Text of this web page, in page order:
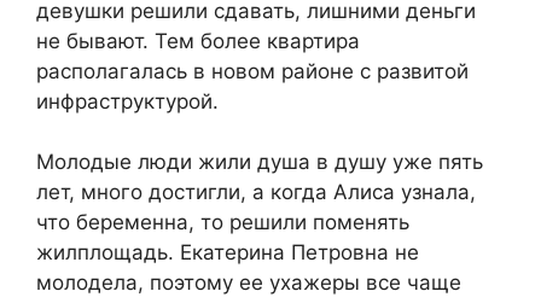
девушки решили сдавать, лишними деньги
не бывают. Тем более квартира
располагалась в новом районе с развитой
инфраструктурой.
Молодые люди жили душа в душу уже пять
лет, много достигли, а когда Алиса узнала,
что беременна, то решили поменять
жилплощадь. Екатерина Петровна не
молодела, поэтому ее ухажеры все чаще